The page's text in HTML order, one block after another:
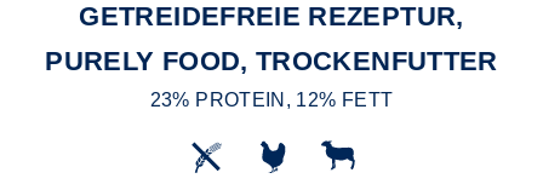
GETREIDEFREIE REZEPTUR,
PURELY FOOD, TROCKENFUTTER
23% PROTEIN, 12% FETT